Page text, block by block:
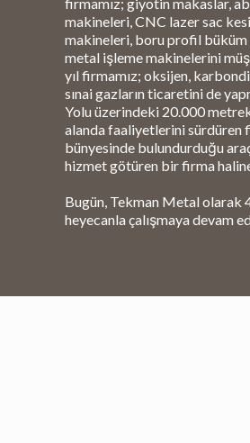
makineleri, CNC lazer sac
makineleri, boru profil
metal işleme makinelerini
yıl firmamız; oksijen,
sınai gazların ticaretini de
Yolu üzerindeki 20.000
alanda faaliyetlerini sürdüren
bünyesinde bulundurduğu
hizmet götüren bir firma
Bugün, Tekman Metal olarak
heyecanla çalışmaya devam